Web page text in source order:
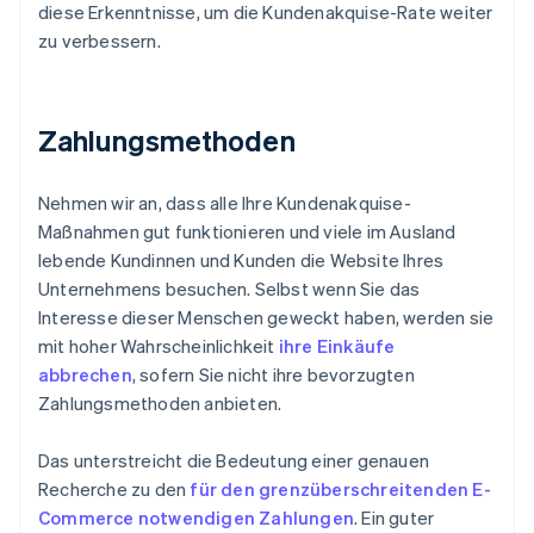
diese Erkenntnisse, um die Kundenakquise-Rate weiter
zu verbessern.
Zahlungsmethoden
Nehmen wir an, dass alle Ihre Kundenakquise-
Maßnahmen gut funktionieren und viele im Ausland
lebende Kundinnen und Kunden die Website Ihres
Unternehmens besuchen. Selbst wenn Sie das
Interesse dieser Menschen geweckt haben, werden sie
mit hoher Wahrscheinlichkeit ihre Einkäufe
abbrechen, sofern Sie nicht ihre bevorzugten
Zahlungsmethoden anbieten.
Das unterstreicht die Bedeutung einer genauen
Recherche zu den für den grenzüberschreitenden E-
Commerce notwendigen Zahlungen. Ein guter